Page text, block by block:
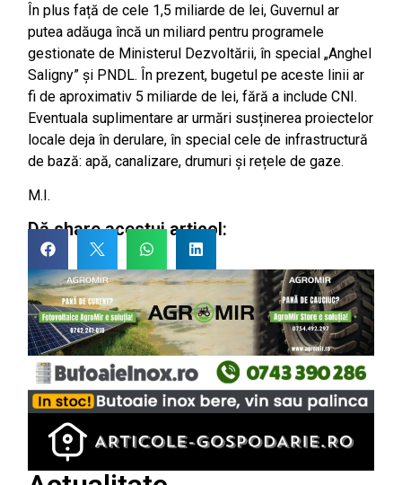
În plus față de cele 1,5 miliarde de lei, Guvernul ar
putea adăuga încă un miliard pentru programele
gestionate de Ministerul Dezvoltării, în special „Anghel
Saligny” și PNDL. În prezent, bugetul pe aceste linii ar
fi de aproximativ 5 miliarde de lei, fără a include CNI.
Eventuala suplimentare ar urmări susținerea proiectelor
locale deja în derulare, în special cele de infrastructură
de bază: apă, canalizare, drumuri și rețele de gaze.
M.I.
Dă share acestui articol: